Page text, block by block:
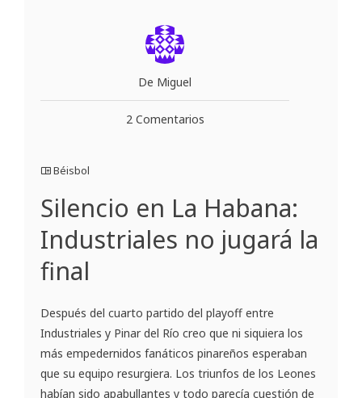
De Miguel
2 Comentarios
Béisbol
Silencio en La Habana:
Industriales no jugará la
final
Después del cuarto partido del playoff entre
Industriales y Pinar del Río creo que ni siquiera los
más empedernidos fanáticos pinareños esperaban
que su equipo resurgiera. Los triunfos de los Leones
habían sido apabullantes y todo parecía cuestión de